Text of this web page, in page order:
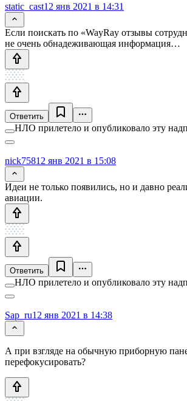
static_cast12 янв 2021 в 14:31
Если поискать по «WayRay отзывы
не очень обнадеживающая информация…
Ответить
НЛО прилетело и опубликовало эту
nick75812 янв 2021 в 15:08
Идеи не только появились, но и давно
авиации.
Ответить
НЛО прилетело и опубликовало эту
Sap_ru12 янв 2021 в 14:38
А при взгляде на обычную приборную
перефокусировать?